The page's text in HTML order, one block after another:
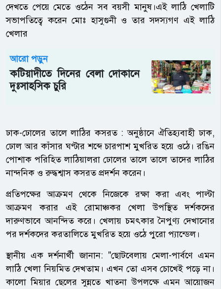
দেখতে পেয়ে মেতে ওঠেন সব বয়সী মানুষ।এই লাঠি খেলাটি
সভাপতিত্বে করেন মোঃ হাসুগুনী ও তার সদস্যগণ এই লাঠি
খেলার
আরো পড়ুন
কটিয়াদীতে দিনের বেলা দোকানে
দুঃসাহসিক চুরি
ঢাক-ঢোলের তালে লাঠির কসরত : অনুষ্ঠানে ঐতিহ্যবাহী ঢাক,
ঢোল আর কাঁসার ঘণ্টার শব্দে চারপাশ মুখরিত হয়ে ওঠে। রঙিন
পোশাক পরিহিত লাঠিয়ালরা ঢোলের তালে তালে তাদের লাঠির
নান্দনিক ও রুদ্ধশ্বাস কসরত প্রদর্শন করেন।
প্রতিপক্ষের আক্রমণ থেকে নিজেকে রক্ষা করা এবং পাল্টা
আক্রমণ করার এই রোমাঞ্চকর খেলা উপস্থিত দর্শকদের
দারুণভাবে আনন্দিত করে। খেলায় চমৎকার নৈপুণ্য দেখানোর
পর দর্শকদের করতালিতে মুখরিত হয়ে ওঠে পুরো প্যান্ডেল।
স্থানীয় এক দর্শনার্থী জানান: "ছোটবেলায় মেলা-পার্বণে এমন
লাঠি খেলা নিয়মিত দেখতাম। এখন তো এসব চোখেই পড়ে না।
কালো মিয়ার ছেলের সুন্নতে খাতনা উপলক্ষে এমন আয়োজন